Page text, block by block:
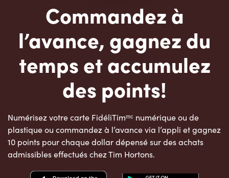
Commandez à
l’avance, gagnez du
temps et accumulez
des points!
Numérisez votre carte FidéliTimᵐᶜ numérique ou de
plastique ou commandez à l’avance via l’appli et gagnez
10 points pour chaque dollar dépensé sur des achats
admissibles effectués chez Tim Hortons.